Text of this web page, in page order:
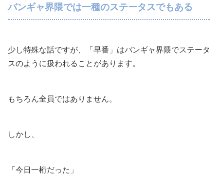
バンギャ界隈では一種のステータスでもある
少し特殊な話ですが、「早番」はバンギャ界隈でステータ
スのように扱われることがあります。
もちろん全員ではありません。
しかし、
「今日一桁だった」